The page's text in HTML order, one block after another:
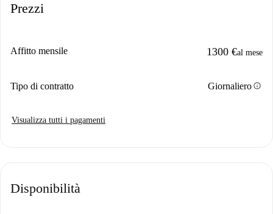
Prezzi
Affitto mensile 1300 €al mese
Tipo di contratto Giornalieroinfo
Visualizza tutti i pagamenti
Disponibilità